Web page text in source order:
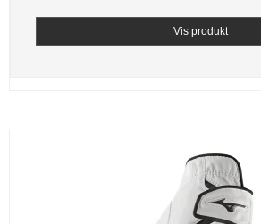
Vis produkt